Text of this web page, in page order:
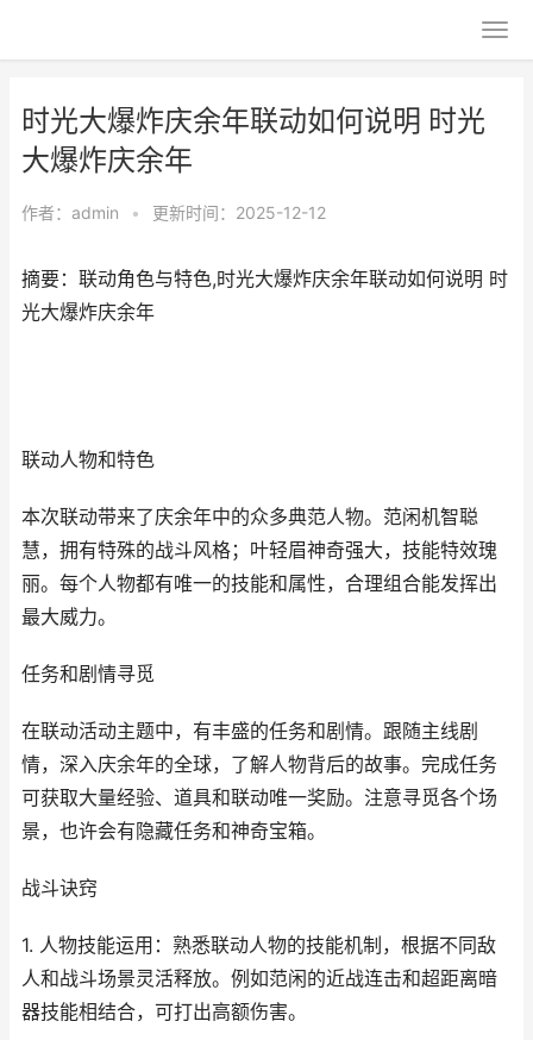
时光大爆炸庆余年联动如何说明 时光
大爆炸庆余年
作者： admin • 更新时间：2025-12-12
摘要：联动角色与特色,时光大爆炸庆余年联动如何说明 时
光大爆炸庆余年
联动人物和特色
本次联动带来了庆余年中的众多典范人物。范闲机智聪
慧，拥有特殊的战斗风格；叶轻眉神奇强大，技能特效瑰
丽。每个人物都有唯一的技能和属性，合理组合能发挥出
最大威力。
任务和剧情寻觅
在联动活动主题中，有丰盛的任务和剧情。跟随主线剧
情，深入庆余年的全球，了解人物背后的故事。完成任务
可获取大量经验、道具和联动唯一奖励。注意寻觅各个场
景，也许会有隐藏任务和神奇宝箱。
战斗诀窍
1. 人物技能运用：熟悉联动人物的技能机制，根据不同敌
人和战斗场景灵活释放。例如范闲的近战连击和超距离暗
器技能相结合，可打出高额伤害。